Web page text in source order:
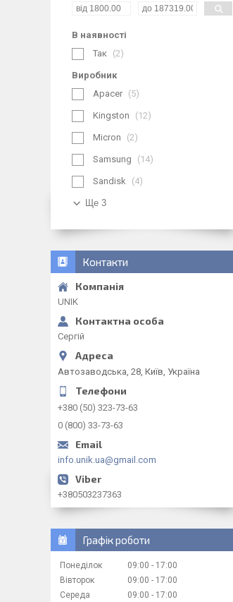
В наявності
Так
2
Виробник
Apacer
5
Kingston 12
Micron 2
Samsung 14
Sandisk 4
Ще 3
Контакти
UNIK
Сергій
Автозаводська, 28, Київ, Україна
+380 (50) 323-73-63
0 (800) 33-73-63
info.unik.ua@gmail.com
+380503237363
Графік роботи
Понеділок 09:00
17:00
Вівторок
09:00
17:00
Середа
09:00
17:00